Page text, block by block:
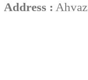
Address : Ahvaz